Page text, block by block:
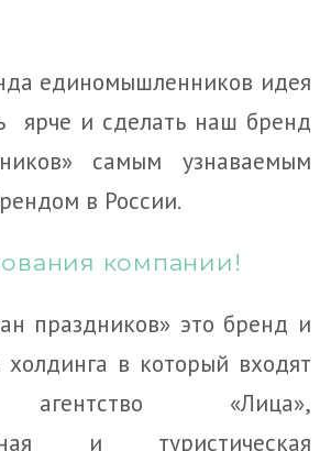
единомышленников идея
ярче и сделать наш бренд
самым узнаваемым
в России.
компании!
праздников» это бренд и
холдинга в который входят
агентство «Лица»,
и туристическая